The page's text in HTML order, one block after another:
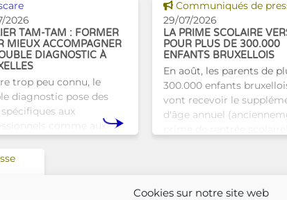
Cookies sur notre site web
cette news
2026
TAM-TAM : FORMER
MIEUX ACCOMPAGNER
DIAGNOSTIC À
trop peu connu, le
diagnostic pose des
aux
comme aux
apporte une réponse
Voir cette news
Communiqués de
29/07/2026
LA PRIME SCOLAIRE
POUR PLUS DE 300.000
ENFANTS BRUXELLOIS
En août, les parents de
300.000 enfants
vont recevoir le
d'âge annuel
prime de rentrée
: